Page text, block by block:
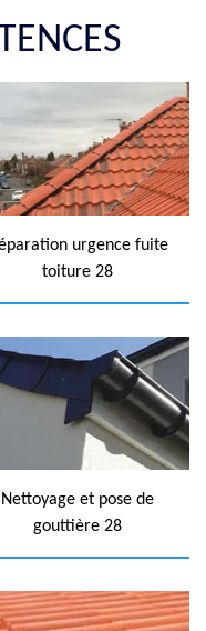
urgence fuite
toiture 28
Nettoyage et pose de
gouttière 28